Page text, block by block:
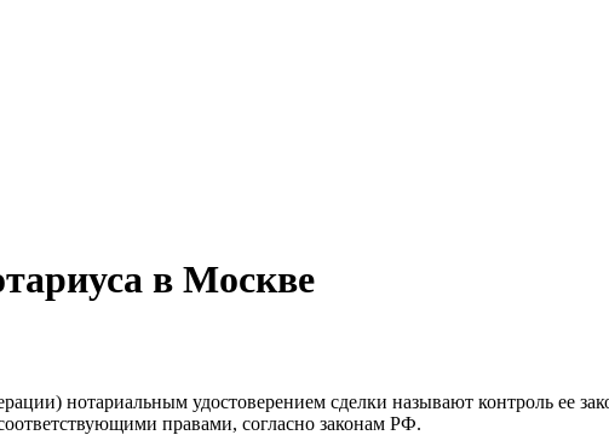
в Москве
нотариальным удостоверением сделки называют контроль ее
правами, согласно законам РФ.